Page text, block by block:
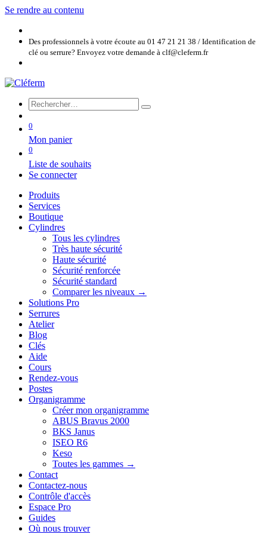
Se rendre au contenu
Des professionnels à votre écoute au 01 47 21 21 38 / Identification de
clé ou serrure? Envoyez votre demande à clf@cleferm.fr
0
Mon panier
0
Liste de souhaits
Se connecter
Produits
Services
Boutique
Cylindres
Tous les cylindres
Très haute sécurité
Haute sécurité
Sécurité renforcée
Sécurité standard
Comparer les niveaux →
Solutions Pro
Serrures
Atelier
Blog
Clés
Aide
Cours
Rendez-vous
Postes
Organigramme
Créer mon organigramme
ABUS Bravus 2000
BKS Janus
ISEO R6
Keso
Toutes les gammes →
Contact
Contactez-nous
Contrôle d'accès
Espace Pro
Guides
Où nous trouver